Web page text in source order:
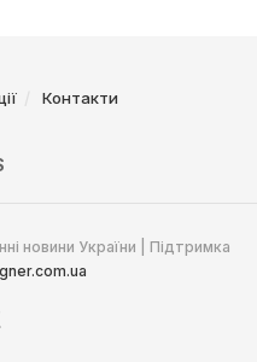
Контакти
новини України | Підтримка